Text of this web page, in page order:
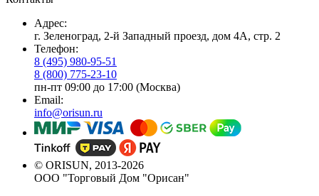
Адрес:
г. Зеленоград, 2-й Западный проезд, дом 4А, стр. 2
Телефон:
8 (495) 980-95-51
8 (800) 775-23-10
пн-пт 09:00 до 17:00 (Москва)
Email:
info@orisun.ru
© ORISUN, 2013-2026
ООО "Торговый Дом "Орисан"